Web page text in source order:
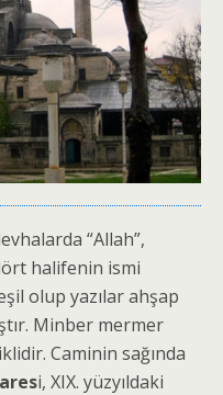
“Allah”,
halifenin ismi
olup yazılar ahşap
Minber mermer
Caminin sağında
i, XIX. yüzyıldaki